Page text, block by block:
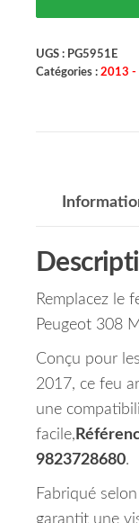
UGS : PG5951E
Catégories : 2013 -
Remplacez le
Peugeot 308
Conçu pour
2017, ce feu
une
facile,
9823728680.
Fabriqué
garantit une